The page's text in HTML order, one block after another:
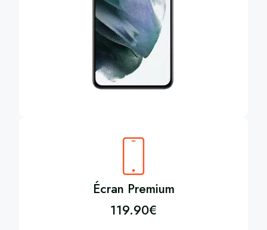
Écran Premium
119.90€